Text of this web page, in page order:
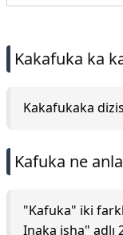
Kakafuka ka
Kakafukaka
Kafuka ne
"Kafuka" iki
Inaka isha" adlı